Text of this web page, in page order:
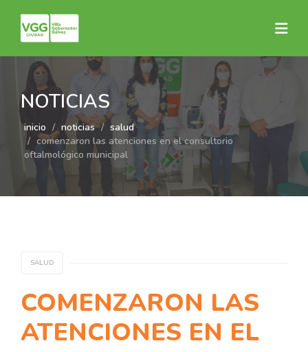
NOTICIAS
inicio noticias
salud
comenzaron las atenciones en el consultorio
oftalmológico municipal
SALUD
COMENZARON LAS
ATENCIONES EN EL